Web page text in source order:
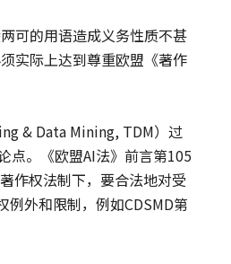
可的用语造成义务性质不甚
实际上达到尊重欧盟《著作
& Data Mining, TDM）过
点。《欧盟AI法》前言第105
作权法制下，要合法地对受
外和限制，例如CDSMD第